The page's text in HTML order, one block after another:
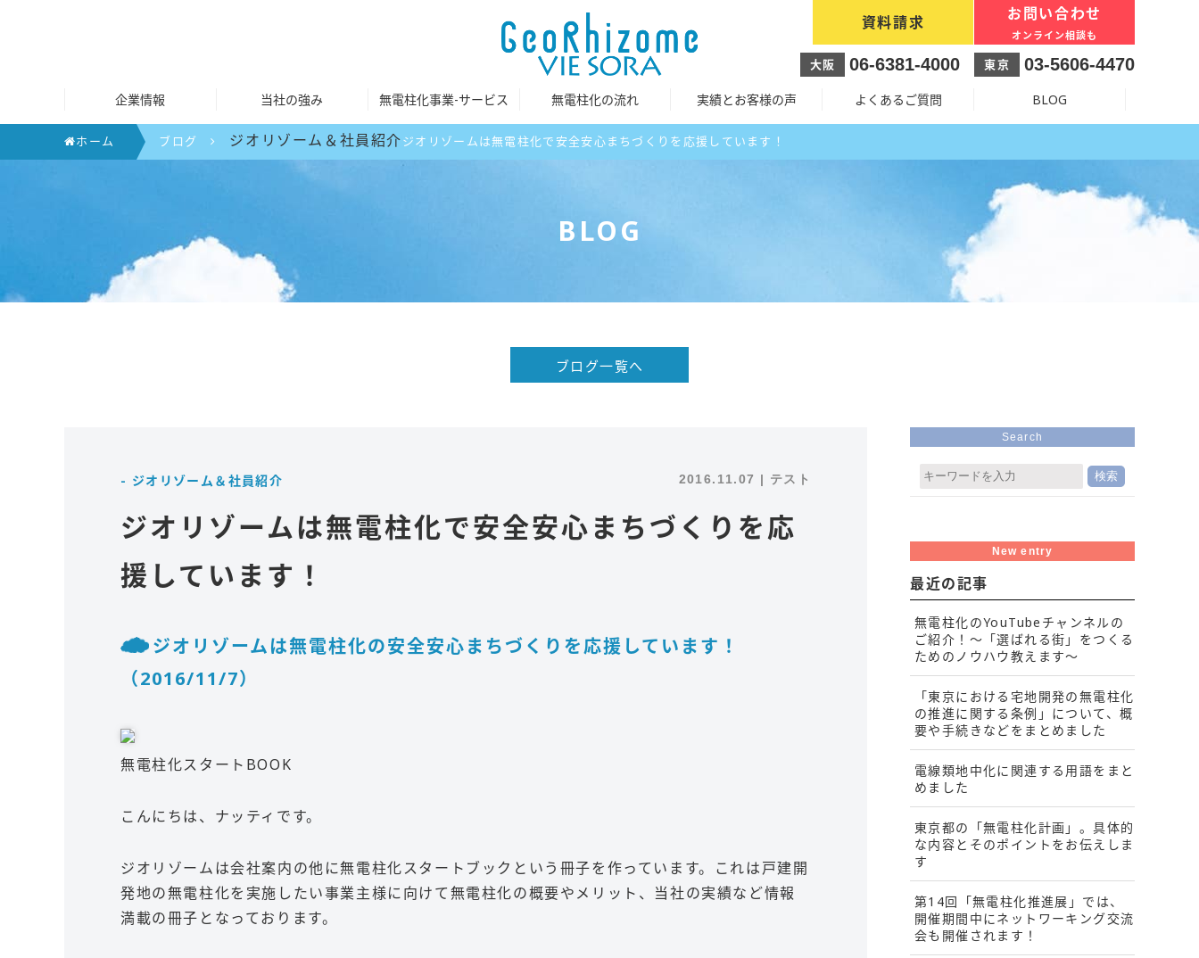
資料請求 お問い合わせ
オンライン相談も
大阪 06-6381-4000 東京 03-5606-4470
企業情報 当社の強み 無電柱化事業-サービス 無電柱化の流れ 実績とお客様の声 よくあるご質問 BLOG
ホーム ブログ ジオリゾーム＆社員紹介ジオリゾームは無電柱化で安全安心まちづくりを応援しています！
BLOG
ブログ一覧へ
- ジオリゾーム＆社員紹介 2016.11.07 | テスト
ジオリゾームは無電柱化で安全安心まちづくりを応
援しています！
ジオリゾームは無電柱化の安全安心まちづくりを応援しています！
（2016/11/7）
無電柱化スタートBOOK
こんにちは、ナッティです。
ジオリゾームは会社案内の他に無電柱化スタートブックという冊子を作っています。これは戸建開
発地の無電柱化を実施したい事業主様に向けて無電柱化の概要やメリット、当社の実績など情報
満載の冊子となっております。
Search
New entry
最近の記事
無電柱化のYouTubeチャンネルの
ご紹介！～「選ばれる街」をつくる
ためのノウハウ教えます～
「東京における宅地開発の無電柱化
の推進に関する条例」について、概
要や手続きなどをまとめました
電線類地中化に関連する用語をまと
めました
東京都の「無電柱化計画」。具体的
な内容とそのポイントをお伝えしま
す
第14回「無電柱化推進展」では、
開催期間中にネットワーキング交流
会も開催されます！